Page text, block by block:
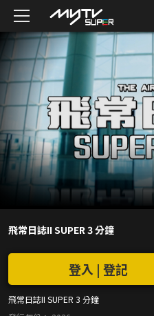
飛常日誌II SUPER 3 分鐘
飛常日誌II SUPER 3 分鐘
登入 | 登記